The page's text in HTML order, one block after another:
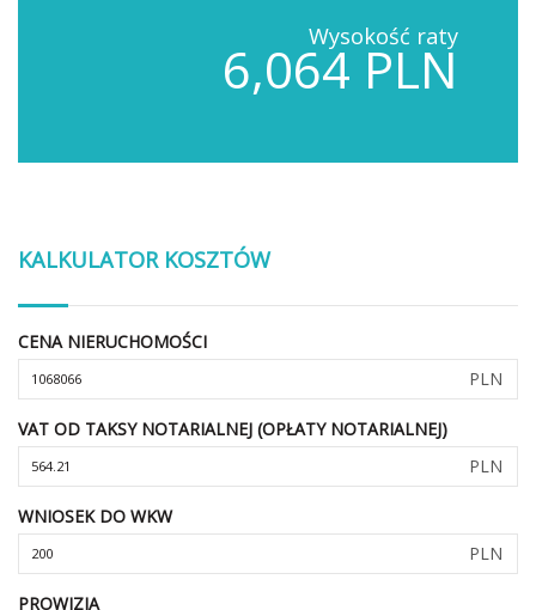
Wysokość raty
6,064 PLN
KALKULATOR KOSZTÓW
CENA NIERUCHOMOŚCI
PLN
VAT OD TAKSY NOTARIALNEJ (OPŁATY NOTARIALNEJ)
PLN
WNIOSEK DO WKW
PLN
PROWIZJA